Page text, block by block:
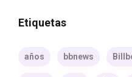
Etiquetas
años bbnews